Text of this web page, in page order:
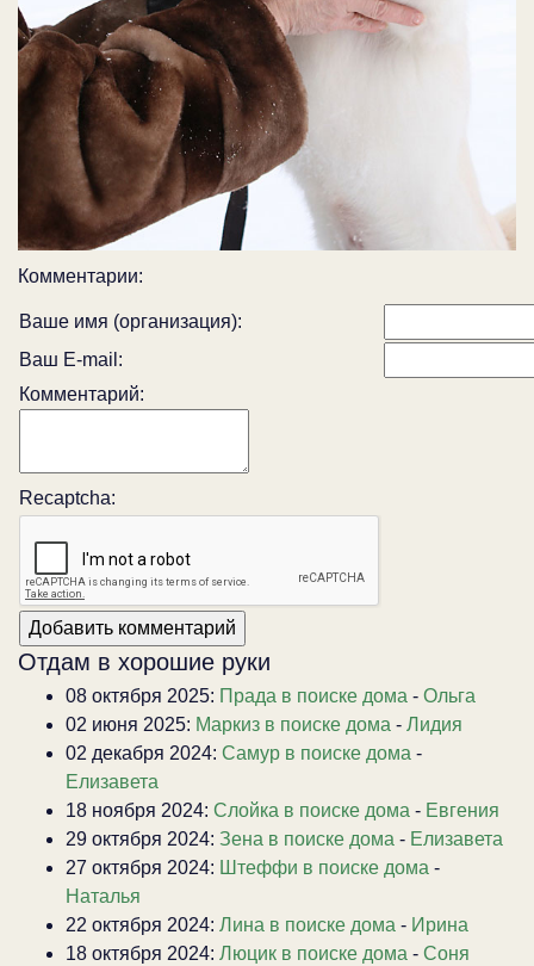
Комментарии:
Ваше имя (организация):
Ваш E-mail:
Комментарий:
Recaptcha:
Отдам в хорошие руки
08 октября 2025: Прада в поиске дома - Ольга
02 июня 2025: Маркиз в поиске дома - Лидия
02 декабря 2024: Самур в поиске дома -
Елизавета
18 ноября 2024: Слойка в поиске дома - Евгения
29 октября 2024: Зена в поиске дома - Елизавета
27 октября 2024: Штеффи в поиске дома -
Наталья
22 октября 2024: Лина в поиске дома - Ирина
18 октября 2024: Люцик в поиске дома - Соня